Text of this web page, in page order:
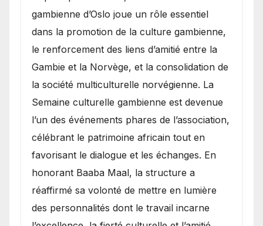
gambienne d’Oslo joue un rôle essentiel
dans la promotion de la culture gambienne,
le renforcement des liens d’amitié entre la
Gambie et la Norvège, et la consolidation de
la société multiculturelle norvégienne. La
Semaine culturelle gambienne est devenue
l’un des événements phares de l’association,
célébrant le patrimoine africain tout en
favorisant le dialogue et les échanges. En
honorant Baaba Maal, la structure a
réaffirmé sa volonté de mettre en lumière
des personnalités dont le travail incarne